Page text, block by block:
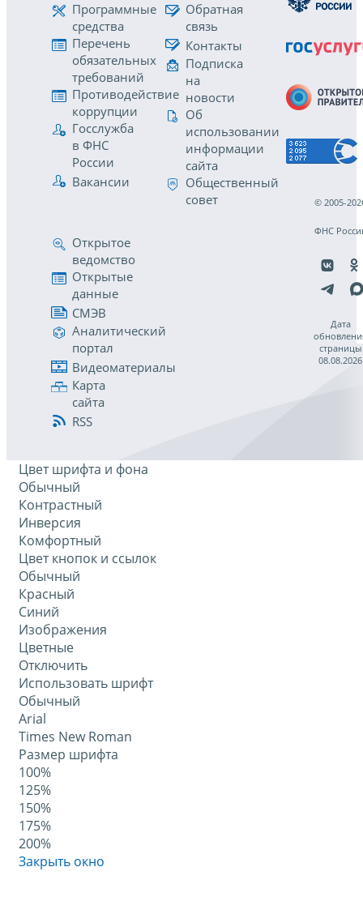
Программные
средства
Перечень
обязательных
требований
Противодействие
коррупции
Госслужба
в ФНС
России
Вакансии
Обратная
связь
Контакты
Подписка
на
новости
Об
использовании
информации
сайта
Общественный
совет
Открытое
ведомство
Открытые
данные
СМЭВ
Аналитический
портал
Видеоматериалы
Карта
сайта
RSS
© 2005-
ФНС
Дата
страницы
08.08.2026
Цвет шрифта и фона
Обычный
Контрастный
Инверсия
Комфортный
Цвет кнопок и ссылок
Обычный
Красный
Синий
Изображения
Цветные
Отключить
Использовать шрифт
Обычный
Arial
Times New Roman
Размер шрифта
100%
125%
150%
175%
200%
Закрыть окно